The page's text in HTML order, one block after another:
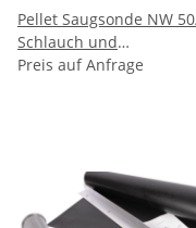
Pellet Saugsonde NW
Schlauch und
Befestigungsschellen
Preis auf Anfrage